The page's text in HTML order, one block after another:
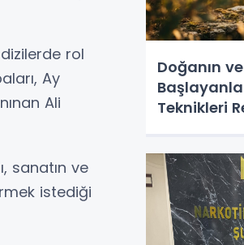
rol
Ay
Ali
sanatın ve
istediği
Doğanın
Teknikleri